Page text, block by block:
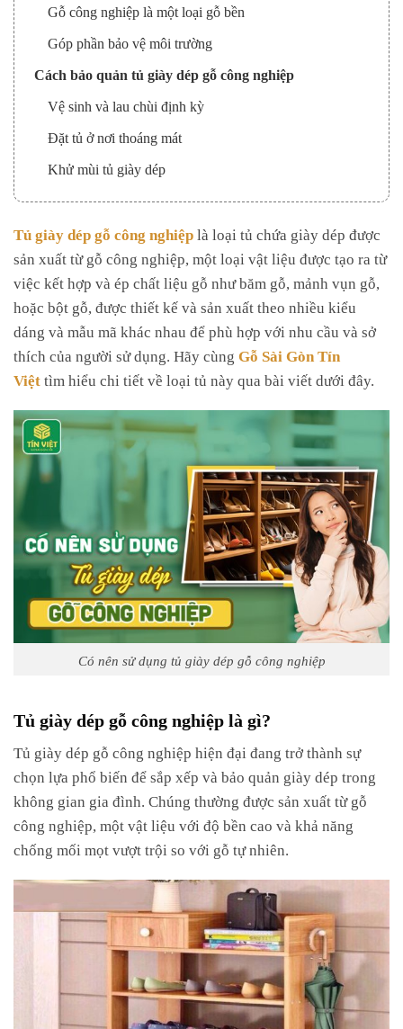
Gỗ công nghiệp là một loại gỗ bền
Góp phần bảo vệ môi trường
Cách bảo quản tủ giày dép gỗ công nghiệp
Vệ sinh và lau chùi định kỳ
Đặt tủ ở nơi thoáng mát
Khử mùi tủ giày dép
Kết luận
Tủ giày dép gỗ công nghiệp là loại tủ chứa giày dép được
sản xuất từ gỗ công nghiệp, một loại vật liệu được tạo ra từ
việc kết hợp và ép chất liệu gỗ như băm gỗ, mảnh vụn gỗ,
hoặc bột gỗ, được thiết kế và sản xuất theo nhiều kiểu
dáng và mẫu mã khác nhau để phù hợp với nhu cầu và sở
thích của người sử dụng. Hãy cùng Gỗ Sài Gòn Tín
Việt tìm hiểu chi tiết về loại tủ này qua bài viết dưới đây.
Có nên sử dụng tủ giày dép gỗ công nghiệp
Tủ giày dép gỗ công nghiệp là gì?
Tủ giày dép gỗ công nghiệp hiện đại đang trở thành sự
chọn lựa phổ biến để sắp xếp và bảo quản giày dép trong
không gian gia đình. Chúng thường được sản xuất từ gỗ
công nghiệp, một vật liệu với độ bền cao và khả năng
chống mối mọt vượt trội so với gỗ tự nhiên.